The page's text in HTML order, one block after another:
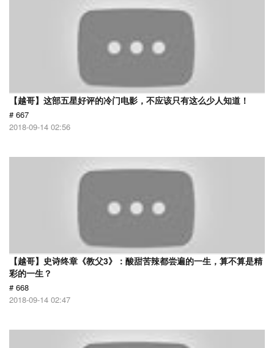
【越哥】这部五星好评的冷门电影，不应该只有这么少人知道！
# 667
2018-09-14 02:56
【越哥】史诗终章《教父3》：酸甜苦辣都尝遍的一生，算不算是精
彩的一生？
# 668
2018-09-14 02:47